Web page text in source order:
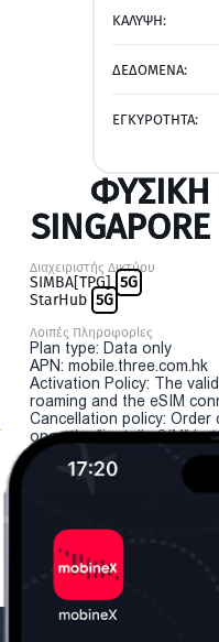
ΚΑΛΥΨΗ:
ΔΕΔΟΜΕΝΑ:
ΕΓΚΥΡΟΤΗΤΑ:
ΦΥΣΙΚΉ
Διαχειριστής Δικτύου
SIMBA[TPG] 5G
StarHub 5G
Λοιπές Πληροφορίες
Plan type: Data only
APN: mobile.three.com.hk
Activation Policy: The
roaming and the eSIM
Cancellation policy:
once the "install eSIM"